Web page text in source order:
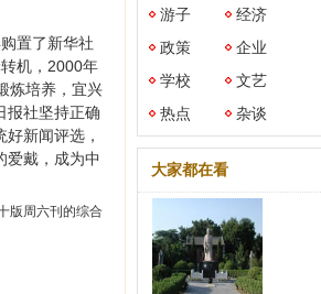
置了新华社
机，2000年
炼培养，宜兴
报社坚持正确
新闻评选，
爱戴，成为中
版周六刊的综合
游子
经济
政策
企业
学校
文艺
热点
杂谈
大家都在看